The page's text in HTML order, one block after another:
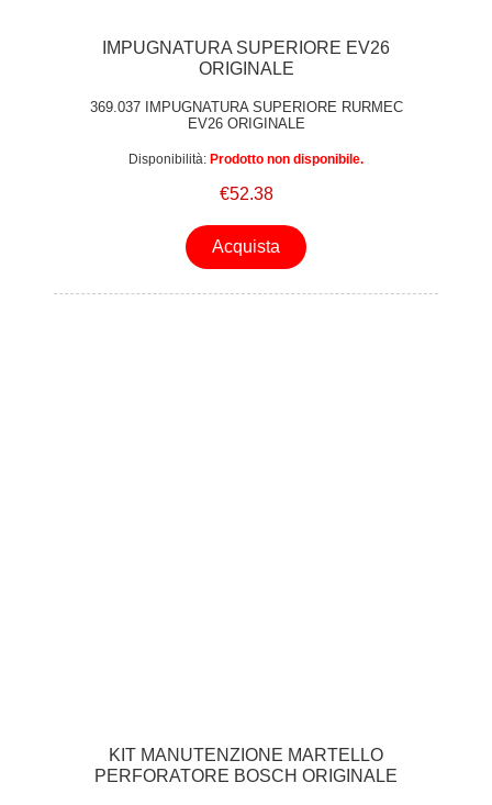
IMPUGNATURA SUPERIORE EV26
ORIGINALE
369.037 IMPUGNATURA SUPERIORE RURMEC
EV26 ORIGINALE
Disponibilità: Prodotto non disponibile.
€52.38
Acquista
KIT MANUTENZIONE MARTELLO
PERFORATORE BOSCH ORIGINALE